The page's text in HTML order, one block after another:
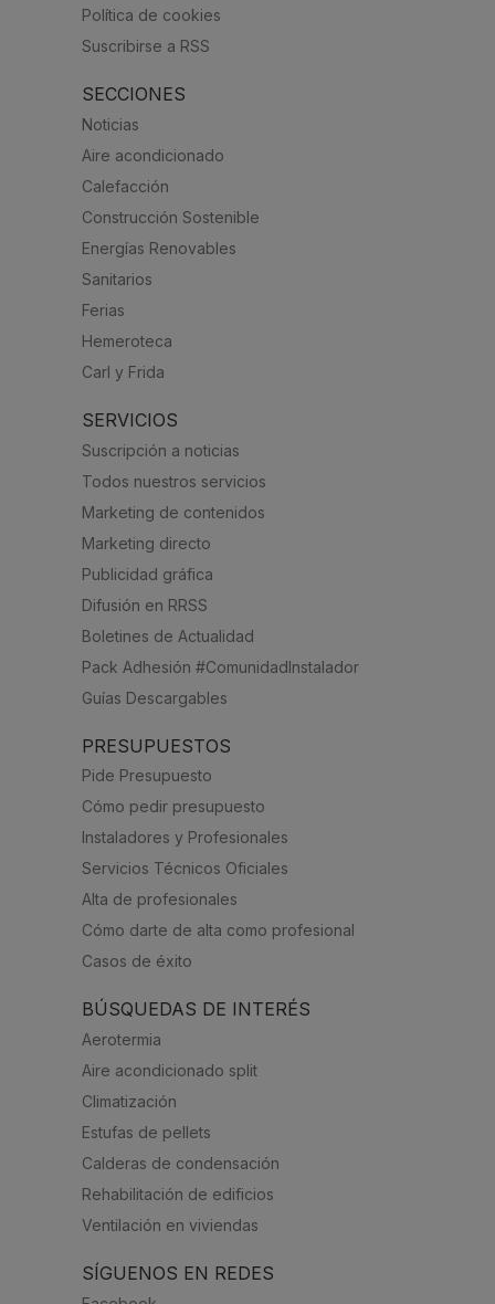
Política de cookies
Suscribirse a RSS
SECCIONES
Noticias
Aire acondicionado
Calefacción
Construcción Sostenible
Energías Renovables
Sanitarios
Ferias
Hemeroteca
Carl y Frida
SERVICIOS
Suscripción a noticias
Todos nuestros servicios
Marketing de contenidos
Marketing directo
Publicidad gráfica
Difusión en RRSS
Boletines de Actualidad
Pack Adhesión #ComunidadInstalador
Guías Descargables
PRESUPUESTOS
Pide Presupuesto
Cómo pedir presupuesto
Instaladores y Profesionales
Servicios Técnicos Oficiales
Alta de profesionales
Cómo darte de alta como profesional
Casos de éxito
BÚSQUEDAS DE INTERÉS
Aerotermia
Aire acondicionado split
Climatización
Estufas de pellets
Calderas de condensación
Rehabilitación de edificios
Ventilación en viviendas
SÍGUENOS EN REDES